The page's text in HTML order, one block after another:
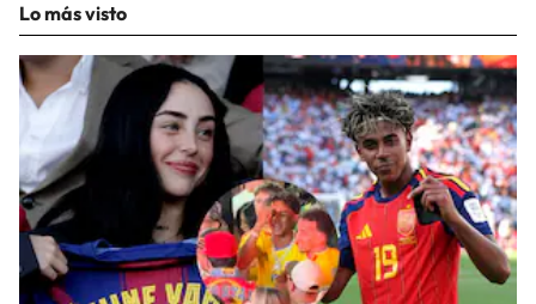
Lo más visto